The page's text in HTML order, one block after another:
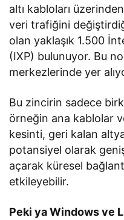
altı kabloları
veri trafiğini
olan yaklaşık 1.500
(IXP) bulunuyor. Bu
merkezlerinde yer
Bu zincirin sadece
örneğin ana kablolar
kesinti, geri kalan
potansiyel olarak
açarak küresel
etkileyebilir.
Peki ya Windows ve